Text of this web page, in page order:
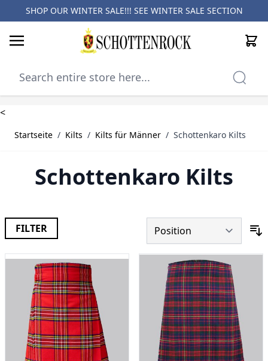
SHOP OUR WINTER SALE!!! SEE WINTER SALE SECTION
Cart
<
Startseite / Kilts / Kilts für Männer / Schottenkaro Kilts
Schottenkaro Kilts
FILTER